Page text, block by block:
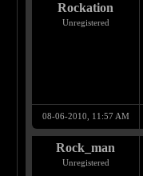
Rockation
Unregistered
08-06-2010, 11:57 AM
Rock_man
Unregistered